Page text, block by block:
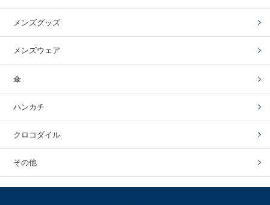
メンズグッズ
メンズウェア
傘
ハンカチ
クロコダイル
その他